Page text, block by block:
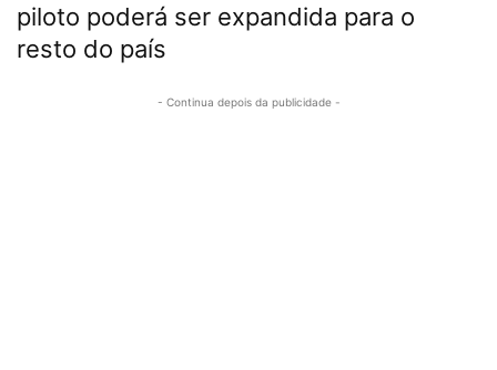
piloto poderá ser expandida para o
resto do país
- Continua depois da publicidade -